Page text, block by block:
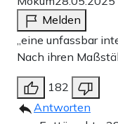
Melden
„eine unfassbar
Nach ihren
182
Antworten